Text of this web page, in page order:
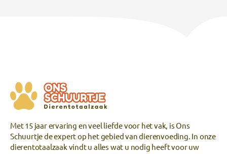
Met 15 jaar ervaring en veel liefde voor het vak, is Ons
Schuurtje de expert op het gebied van dierenvoeding. In onze
dierentotaalzaak vindt u alles wat u nodig heeft voor uw